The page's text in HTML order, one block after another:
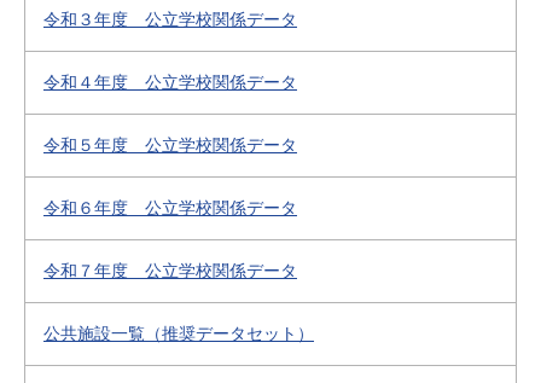
令和３年度 公立学校関係データ
令和４年度 公立学校関係データ
令和５年度 公立学校関係データ
令和６年度 公立学校関係データ
令和７年度 公立学校関係データ
公共施設一覧（推奨データセット）